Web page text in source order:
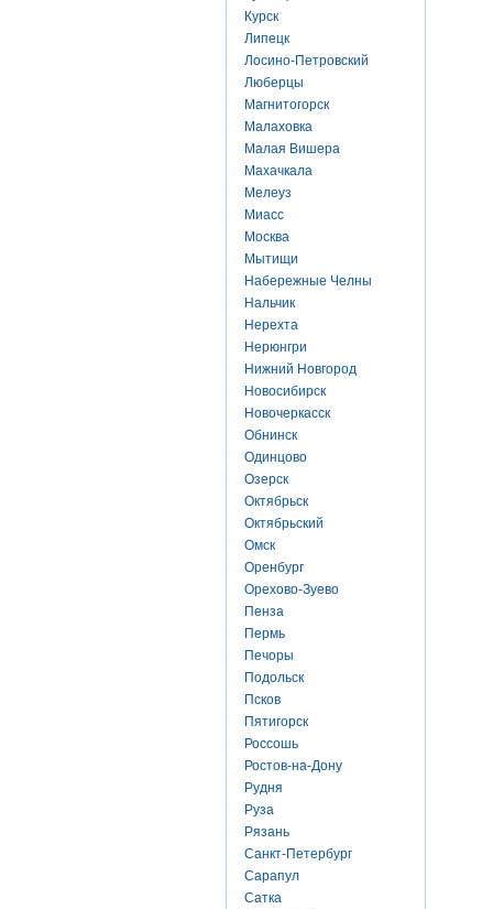
Курск
Липецк
Лосино-Петровский
Люберцы
Магнитогорск
Малаховка
Малая Вишера
Махачкала
Мелеуз
Миасс
Москва
Мытищи
Набережные Челны
Нальчик
Нерехта
Нерюнгри
Нижний Новгород
Новосибирск
Новочеркасск
Обнинск
Одинцово
Озерск
Октябрьск
Октябрьский
Омск
Оренбург
Орехово-Зуево
Пенза
Пермь
Печоры
Подольск
Псков
Пятигорск
Россошь
Ростов-на-Дону
Рудня
Руза
Рязань
Санкт-Петербург
Сарапул
Сатка